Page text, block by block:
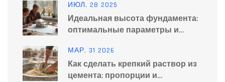
советы
ИЮЛ, 28 2025
Идеальная высота фундамента:
оптимальные параметры и
МАР, 31 2026
Как сделать крепкий раствор из
цемента: пропорции и